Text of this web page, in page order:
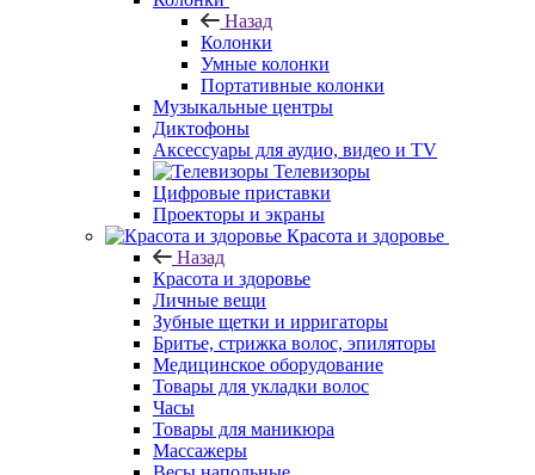
Назад
Колонки
Умные колонки
Портативные колонки
Музыкальные центры
Диктофоны
Аксессуары для аудио, видео и TV
Телевизоры
Цифровые приставки
Проекторы и экраны
Красота и здоровье
Назад
Красота и здоровье
Личные вещи
Зубные щетки и ирригаторы
Бритье, стрижка волос, эпиляторы
Медицинское оборудование
Товары для укладки волос
Часы
Товары для маникюра
Массажеры